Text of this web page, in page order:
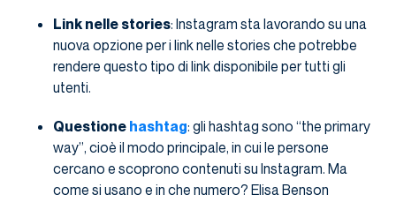
Link nelle stories: Instagram sta lavorando su una
nuova opzione per i link nelle stories che potrebbe
rendere questo tipo di link disponibile per tutti gli
utenti.
Questione hashtag: gli hashtag sono “the primary
way”, cioè il modo principale, in cui le persone
cercano e scoprono contenuti su Instagram. Ma
come si usano e in che numero? Elisa Benson